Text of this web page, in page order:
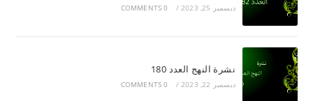
ديسمبر 25, 2023 /
0 COMMENTS
نشرة النهج العدد 180
ديسمبر 22, 2023 /
0 COMMENTS